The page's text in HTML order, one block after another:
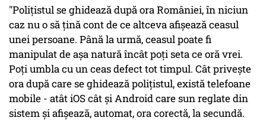
"Poliţistul se ghidează după ora României, în niciun
caz nu o să ţină cont de ce altceva afişează ceasul
unei persoane. Până la urmă, ceasul poate fi
manipulat de aşa natură încât poţi seta ce oră vrei.
Poţi umbla cu un ceas defect tot timpul. Cât priveşte
ora după care se ghidează poliţistul, există telefoane
mobile - atât iOS cât şi Android care sun reglate din
sistem şi afişează, automat, ora corectă, la secundă.